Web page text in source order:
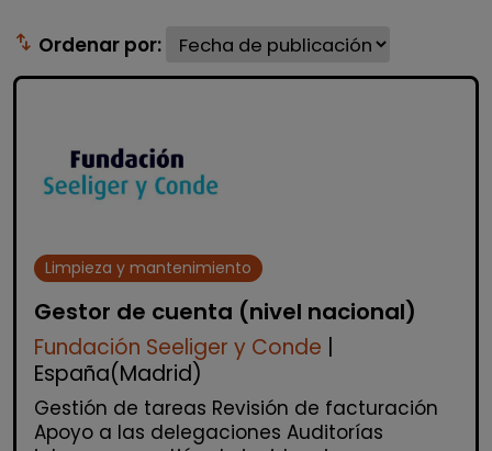
swap_vert Ordenar por:
Limpieza y mantenimiento
Gestor de cuenta (nivel nacional)
Fundación Seeliger y Conde
España(Madrid)
Gestión de tareas Revisión de facturación
Apoyo a las delegaciones Auditorías